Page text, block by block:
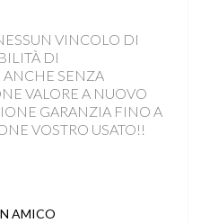
LATO PASSEGGERO
LED
VINCOLO DI
DI
SENZA
VALORE A NUOVO
GARANZIA FINO A
VOSTRO USATO!!
AMICO